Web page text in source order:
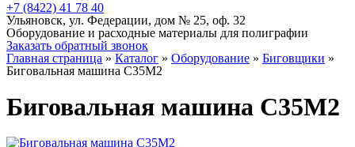
+7 (8422) 41 78 40
Ульяновск, ул. Федерации, дом № 25, оф. 32
Оборудование и расходные материалы для полиграфии
Заказать обратный звонок
Главная страница » Каталог » Оборудование » Биговщики »
Биговальная машина С35М2
Биговальная машина С35М2